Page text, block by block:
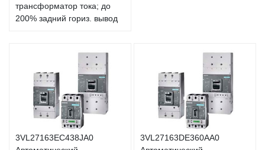
трансформатор тока; до
200% задний гориз. вывод
3VL27163EC438JA0
3VL27163DE360AA0